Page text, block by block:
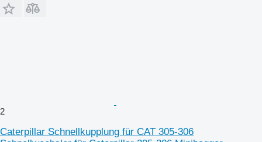
2
Caterpillar Schnellkupplung für CAT 305-306